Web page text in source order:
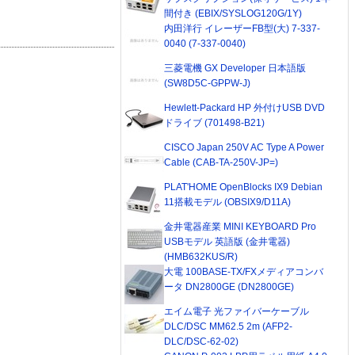
間付き (EBIX/SYSLOG120G/1Y)
内田洋行 イレーザーFB型(大) 7-337-
0040 (7-337-0040)
三菱電機 GX Developer 日本語版
(SW8D5C-GPPW-J)
Hewlett-Packard HP 外付けUSB DVD
ドライブ (701498-B21)
CISCO Japan 250V AC Type A Power
Cable (CAB-TA-250V-JP=)
PLAT'HOME OpenBlocks IX9 Debian
11搭載モデル (OBSIX9/D11A)
金井電器産業 MINI KEYBOARD Pro
USBモデル 英語版 (金井電器)
(HMB632KUS/R)
大電 100BASE-TX/FXメディアコンバ
ータ DN2800GE (DN2800GE)
エイム電子 光ファイバーケーブル
DLC/DSC MM62.5 2m (AFP2-
DLC/DSC-62-02)